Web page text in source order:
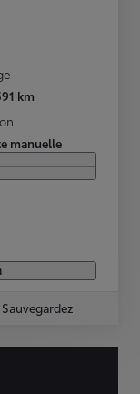
km
manuelle
Sauvegardez